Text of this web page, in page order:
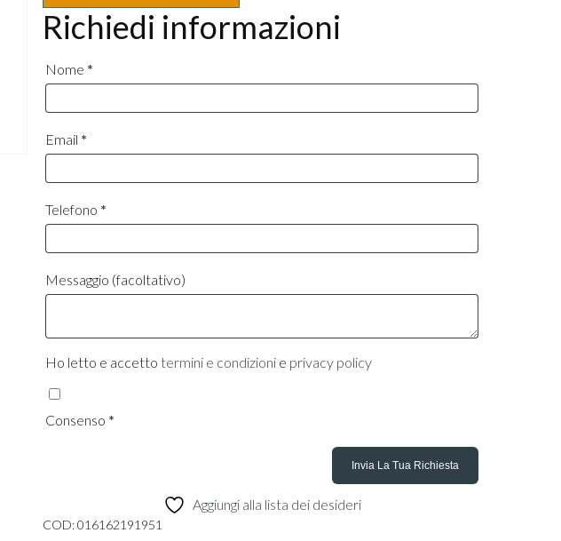
Richiedi informazioni
Nome *
Email *
Telefono *
Messaggio (facoltativo)
Ho letto e accetto termini e condizioni e privacy policy
Consenso *
Aggiungi alla lista dei desideri
COD:016162191951